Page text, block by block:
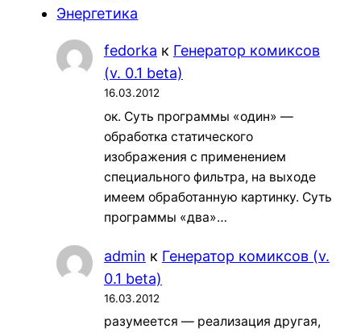
Энергетика
fedorka к Генератор комиксов
(v. 0.1 beta)
16.03.2012
ок. Суть программы «один» —
обработка статического
изображения с применением
специального фильтра, на выходе
имеем обработанную картинку. Суть
программы «два»…
admin к Генератор комиксов (v.
0.1 beta)
16.03.2012
разумеется — реализация другая,